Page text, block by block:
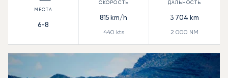
6-8
815 km/h
440 kts
3 704 km
2 000 NM